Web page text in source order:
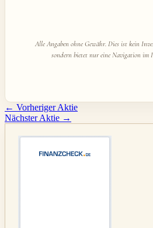
Alle Angaben ohne Gewähr. Dies ist kein
sondern bietet nur eine Navigation im
← Vorheriger Aktie
Nächster Aktie →